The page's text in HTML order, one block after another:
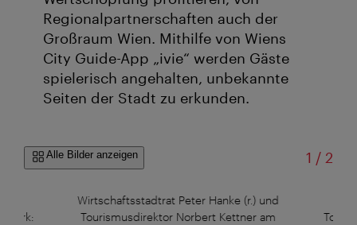
Regionalpartnerschaften auch der
Großraum Wien. Mithilfe von Wiens
City Guide-App „ivie“ werden Gäste
spielerisch angehalten, unbekannte
Seiten der Stadt zu erkunden.
Alle Bilder anzeigen 1 /von
2
Wirtschaftsstadtrat Peter Hanke (r.) und
Tourismusdirektor Norbert Kettner am